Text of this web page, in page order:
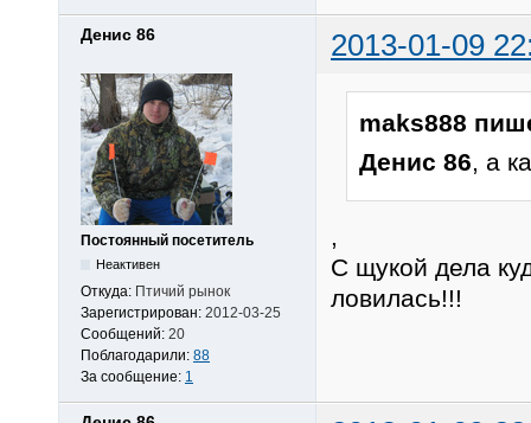
Денис 86 2013-01-09
Постоянный посетитель
Неактивен
Откуда: Птичий рынок
Зарегистрирован: 2012-03-25
Сообщений: 20
Поблагодарили: 88
За сообщение: 1
maks888
Денис 86, а
С щукой дела
ловилась!!!